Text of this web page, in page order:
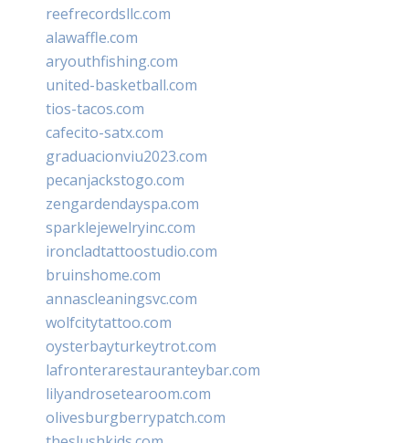
reefrecordsllc.com
alawaffle.com
aryouthfishing.com
united-basketball.com
tios-tacos.com
cafecito-satx.com
graduacionviu2023.com
pecanjackstogo.com
zengardendayspa.com
sparklejewelryinc.com
ironcladtattoostudio.com
bruinshome.com
annascleaningsvc.com
wolfcitytattoo.com
oysterbayturkeytrot.com
lafronterarestauranteybar.com
lilyandrosetearoom.com
olivesburgberrypatch.com